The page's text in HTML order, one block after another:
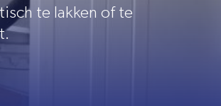
te lakken of te